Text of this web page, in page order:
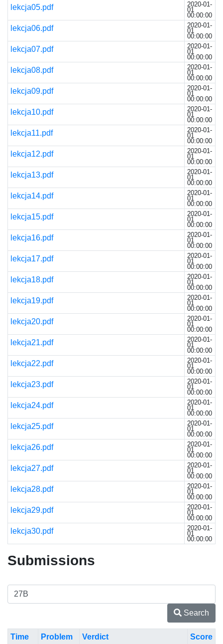
lekcja05.pdf 2020-01-
01
00:00:00
lekcja06.pdf 2020-01-
01
00:00:00
lekcja07.pdf 2020-01-
01
00:00:00
lekcja08.pdf 2020-01-
01
00:00:00
lekcja09.pdf 2020-01-
01
00:00:00
lekcja10.pdf 2020-01-
01
00:00:00
lekcja11.pdf 2020-01-
01
00:00:00
lekcja12.pdf 2020-01-
01
00:00:00
lekcja13.pdf 2020-01-
01
00:00:00
lekcja14.pdf 2020-01-
01
00:00:00
lekcja15.pdf 2020-01-
01
00:00:00
lekcja16.pdf 2020-01-
01
00:00:00
lekcja17.pdf 2020-01-
01
00:00:00
lekcja18.pdf 2020-01-
01
00:00:00
lekcja19.pdf 2020-01-
01
00:00:00
lekcja20.pdf 2020-01-
01
00:00:00
lekcja21.pdf 2020-01-
01
00:00:00
lekcja22.pdf 2020-01-
01
00:00:00
lekcja23.pdf 2020-01-
01
00:00:00
lekcja24.pdf 2020-01-
01
00:00:00
lekcja25.pdf 2020-01-
01
00:00:00
lekcja26.pdf 2020-01-
01
00:00:00
lekcja27.pdf 2020-01-
01
00:00:00
lekcja28.pdf 2020-01-
01
00:00:00
lekcja29.pdf 2020-01-
01
00:00:00
lekcja30.pdf 2020-01-
01
00:00:00
Submissions
Search
Time Problem Verdict Score